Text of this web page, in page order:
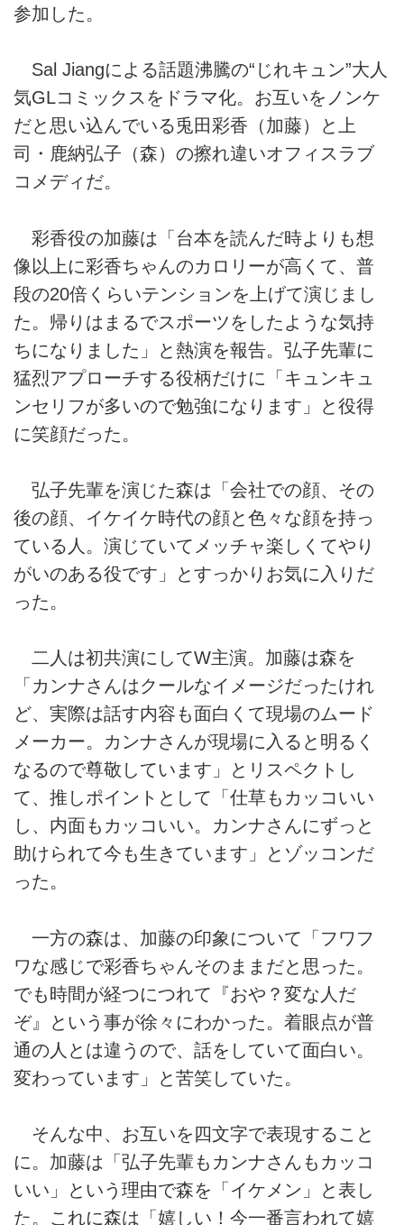
参加した。
Sal Jiangによる話題沸騰の“じれキュン”大人
気GLコミックスをドラマ化。お互いをノンケ
だと思い込んでいる兎田彩香（加藤）と上
司・鹿納弘子（森）の擦れ違いオフィスラブ
コメディだ。
彩香役の加藤は「台本を読んだ時よりも想
像以上に彩香ちゃんのカロリーが高くて、普
段の20倍くらいテンションを上げて演じまし
た。帰りはまるでスポーツをしたような気持
ちになりました」と熱演を報告。弘子先輩に
猛烈アプローチする役柄だけに「キュンキュ
ンセリフが多いので勉強になります」と役得
に笑顔だった。
弘子先輩を演じた森は「会社での顔、その
後の顔、イケイケ時代の顔と色々な顔を持っ
ている人。演じていてメッチャ楽しくてやり
がいのある役です」とすっかりお気に入りだ
った。
二人は初共演にしてW主演。加藤は森を
「カンナさんはクールなイメージだったけれ
ど、実際は話す内容も面白くて現場のムード
メーカー。カンナさんが現場に入ると明るく
なるので尊敬しています」とリスペクトし
て、推しポイントとして「仕草もカッコいい
し、内面もカッコいい。カンナさんにずっと
助けられて今も生きています」とゾッコンだ
った。
一方の森は、加藤の印象について「フワフ
ワな感じで彩香ちゃんそのままだと思った。
でも時間が経つにつれて『おや？変な人だ
ぞ』という事が徐々にわかった。着眼点が普
通の人とは違うので、話をしていて面白い。
変わっています」と苦笑していた。
そんな中、お互いを四文字で表現すること
に。加藤は「弘子先輩もカンナさんもカッコ
いい」という理由で森を「イケメン」と表し
た。これに森は「嬉しい！今一番言われて嬉